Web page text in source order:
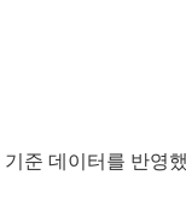
준 데이터를 반영